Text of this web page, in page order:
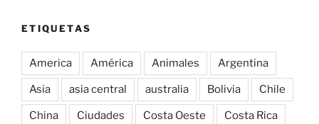
ETIQUETAS
America América Animales Argentina
Asia asia central australia Bolivia Chile
China Ciudades Costa Oeste Costa Rica